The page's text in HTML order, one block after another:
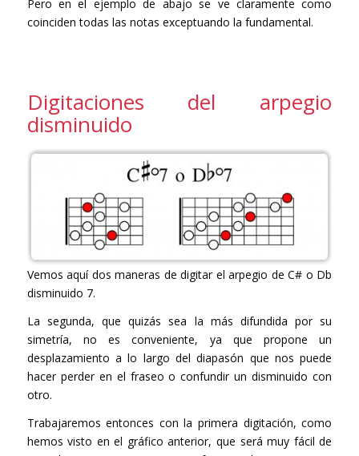
Pero en el ejemplo de abajo se ve claramente como
coinciden todas las notas exceptuando la fundamental.
Digitaciones del arpegio
disminuido
Vemos aquí dos maneras de digitar el arpegio de C# o Db
disminuido 7.
La segunda, que quizás sea la más difundida por su
simetría, no es conveniente, ya que propone un
desplazamiento a lo largo del diapasón que nos puede
hacer perder en el fraseo o confundir un disminuido con
otro.
Trabajaremos entonces con la primera digitación, como
hemos visto en el gráfico anterior, que será muy fácil de